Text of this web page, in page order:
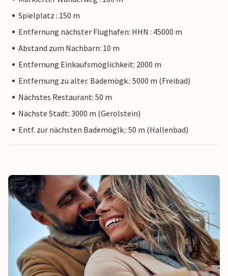
Spielplatz : 150 m
Entfernung nächster Flughafen: HHN : 45000 m
Abstand zum Nachbarn: 10 m
Entfernung Einkaufsmöglichkeit: 2000 m
Entfernung zu alter. Bademögk.: 5000 m (Freibad)
Nächstes Restaurant: 50 m
Nächste Stadt: 3000 m (Gerolstein)
Entf. zur nächsten Bademöglk.: 50 m (Hallenbad)